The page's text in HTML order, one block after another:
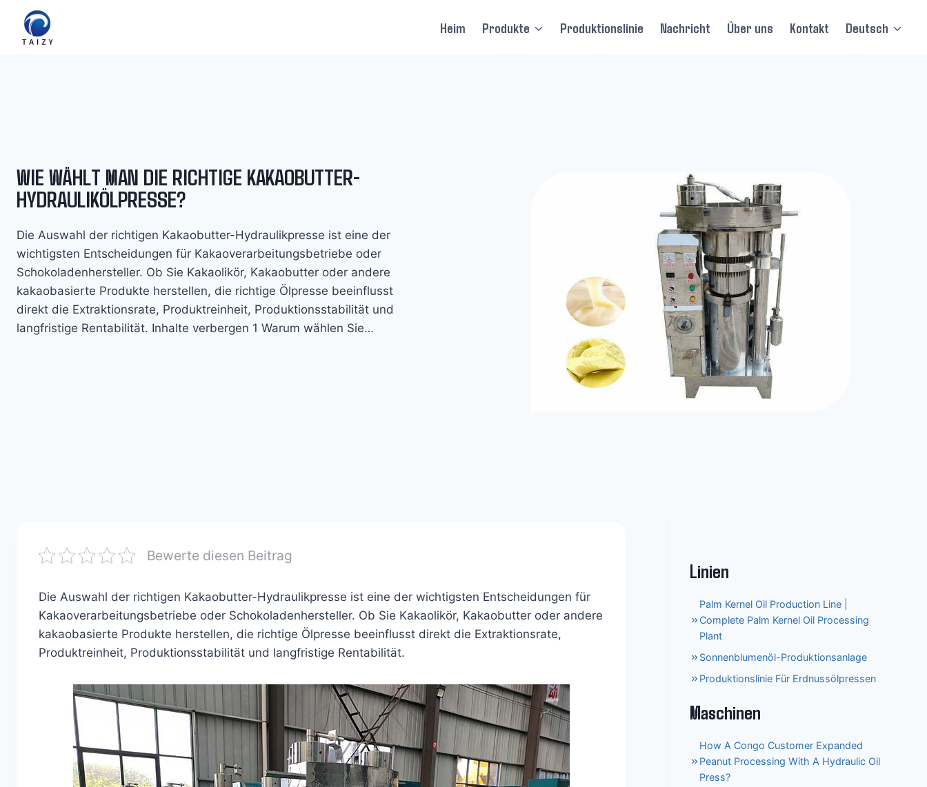
Inhalt
springen
Heim Produkte Produktionslinie Nachricht Über uns Kontakt Deutsch
WIE WÄHLT MAN DIE RICHTIGE KAKAOBUTTER-
HYDRAULIKÖLPRESSE?
Die Auswahl der richtigen Kakaobutter-Hydraulikpresse ist eine der
wichtigsten Entscheidungen für Kakaoverarbeitungsbetriebe oder
Schokoladenhersteller. Ob Sie Kakaolikör, Kakaobutter oder andere
kakaobasierte Produkte herstellen, die richtige Ölpresse beeinflusst
direkt die Extraktionsrate, Produktreinheit, Produktionsstabilität und
langfristige Rentabilität. Inhalte verbergen 1 Warum wählen Sie…
Bewerte diesen Beitrag
Die Auswahl der richtigen Kakaobutter-Hydraulikpresse ist eine der wichtigsten Entscheidungen für
Kakaoverarbeitungsbetriebe oder Schokoladenhersteller. Ob Sie Kakaolikör, Kakaobutter oder andere
kakaobasierte Produkte herstellen, die richtige Ölpresse beeinflusst direkt die Extraktionsrate,
Produktreinheit, Produktionsstabilität und langfristige Rentabilität.
Linien
Palm Kernel Oil Production Line |
Complete Palm Kernel Oil Processing
Plant
Sonnenblumenöl-Produktionsanlage
Produktionslinie Für Erdnussölpressen
Maschinen
How A Congo Customer Expanded
Peanut Processing With A Hydraulic Oil
Press?